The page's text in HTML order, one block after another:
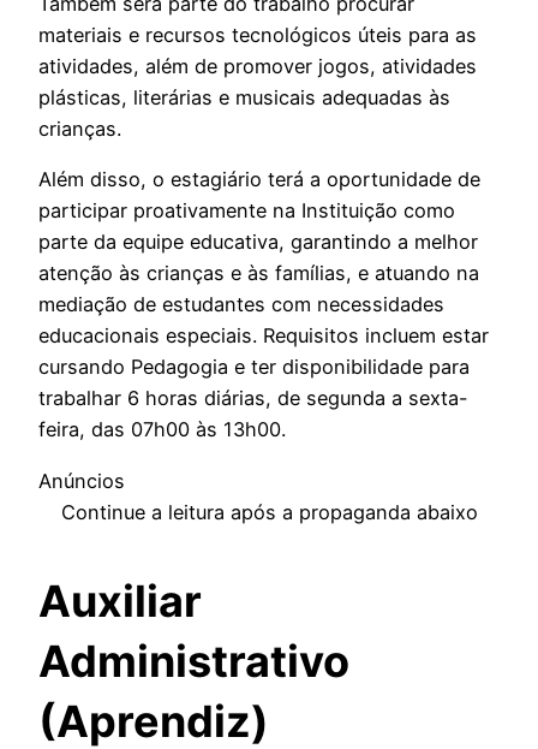
materiais e recursos tecnológicos úteis para as
atividades, além de promover jogos, atividades
plásticas, literárias e musicais adequadas às
crianças.
Além disso, o estagiário terá a oportunidade de
participar proativamente na Instituição como
parte da equipe educativa, garantindo a melhor
atenção às crianças e às famílias, e atuando na
mediação de estudantes com necessidades
educacionais especiais. Requisitos incluem estar
cursando Pedagogia e ter disponibilidade para
trabalhar 6 horas diárias, de segunda a sexta-
feira, das 07h00 às 13h00.
Anúncios
Continue a leitura após a propaganda abaixo
Auxiliar
Administrativo
(Aprendiz)